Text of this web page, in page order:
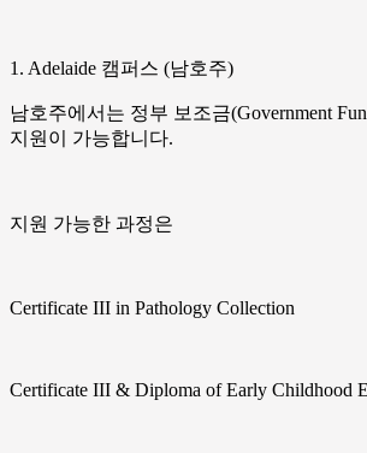
1. Adelaide 캠퍼스 (남호주)
남호주에서는 정부 보조금(Government
지원이 가능합니다.
지원 가능한 과정은
Certificate III in Pathology Collection
Certificate III & Diploma of Early Childhood